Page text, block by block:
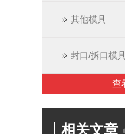
其他模具
封口/拆口模
查
相关文章